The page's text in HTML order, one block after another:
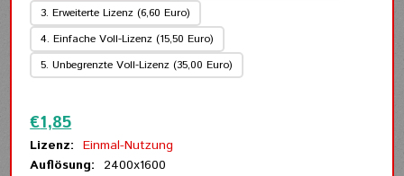
3. Erweiterte Lizenz (6,60 Euro)
4. Einfache Voll-Lizenz (15,50 Euro)
5. Unbegrenzte Voll-Lizenz (35,00 Euro)
€1,85
Lizenz: Einmal-Nutzung
Auflösung: 2400x1600